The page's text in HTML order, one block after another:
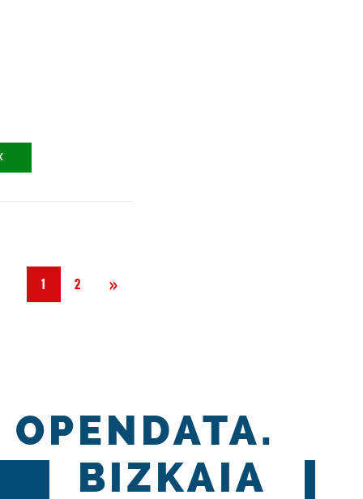
1 2 »
OPENDATA.
BIZKAIA